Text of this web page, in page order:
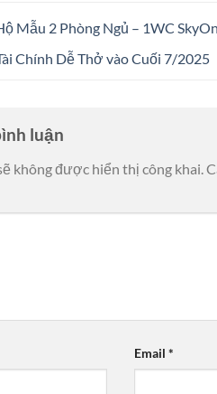
Mẫu 2 Phòng Ngủ – 1WC
Chính Dễ Thở vào Cuối 7/2025
luận
không được hiển thị công khai.
Email *